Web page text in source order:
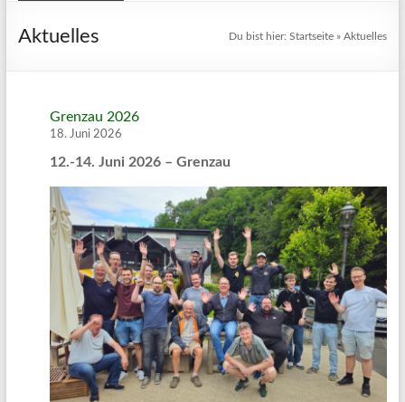
Aktuelles Du bist hier:Startseite »Aktuelles
Grenzau 2026
18. Juni 2026
12.-14. Juni 2026 – Grenzau